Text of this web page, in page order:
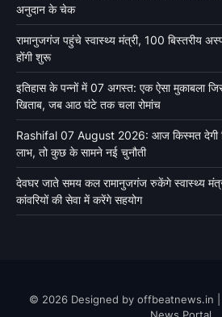
अनुदान के चेक
रामानुजगंज पहुंचे स्वास्थ्य मंत्री, 100 बिस्तरीय
होंगी शुरू
इतिहास के पन्नों में 07 अगस्त: एक ऐसा मुकाबला
खिताब, जब आठ घंटे तक चला रोमांच
Rashifal 07 August 2026: आज किस्मत देगी
लाभ, तो कुछ के सामने नई चुनौती
देवघर जाते समय कल रामानुजगंज रुकेंगे स्वास्थ्य मंत्री
कांवरियों की सेवा में करेंगे सहयोग
© 2026 Designed by offbeatnews.in |
News Portal